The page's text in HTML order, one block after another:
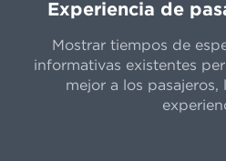
Experiencia de
Mostrar tiempos de
informativas existentes
mejor a los pasajeros,